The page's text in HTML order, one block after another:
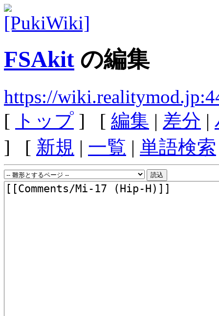
FSAkit の編集
https://
[ トップ ] [ 編集 | 差分 |
] [ 新規 | 一覧 | 単語検索